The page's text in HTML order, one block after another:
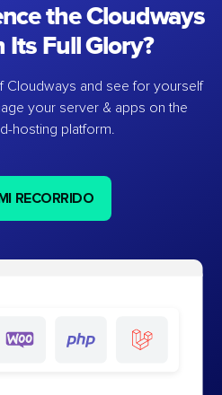
the Cloudways
Full Glory?
Cloudways and see for yourself
your server & apps on the
hosting platform.
RECORRIDO